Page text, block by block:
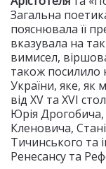
Загальна
пояснювала її
вказувала на
вимисел,
також посилило
України, яке, як
від XV та XVІ
Юрія
Кленовича,
Тичинського та
Ренесансу та